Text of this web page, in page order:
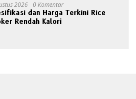
2026 0 Komentar
dan Harga Terkini Rice
Rendah Kalori